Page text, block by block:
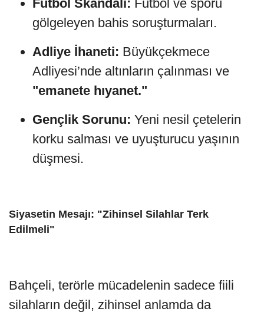
Futbol Skandalı: Futbol ve sporu
gölgeleyen bahis soruşturmaları.
Adliye İhaneti: Büyükçekmece
Adliyesi’nde altınların çalınması ve
"emanete hıyanet."
Gençlik Sorunu: Yeni nesil çetelerin
korku salması ve uyuşturucu yaşının
düşmesi.
Siyasetin Mesajı: "Zihinsel Silahlar Terk
Edilmeli"
Bahçeli, terörle mücadelenin sadece fiili
silahların değil, zihinsel anlamda da